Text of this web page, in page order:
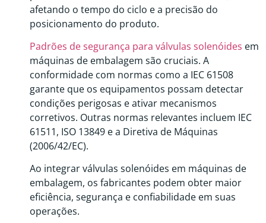
afetando o tempo do ciclo e a precisão do
posicionamento do produto.
Padrões de segurança para válvulas solenóides em
máquinas de embalagem são cruciais. A
conformidade com normas como a IEC 61508
garante que os equipamentos possam detectar
condições perigosas e ativar mecanismos
corretivos. Outras normas relevantes incluem IEC
61511, ISO 13849 e a Diretiva de Máquinas
(2006/42/EC).
Ao integrar válvulas solenóides em máquinas de
embalagem, os fabricantes podem obter maior
eficiência, segurança e confiabilidade em suas
operações.